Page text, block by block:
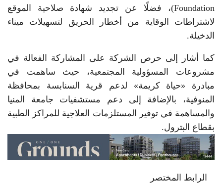
Foundation)، فضلًا عن تجديد شهادة صلاحية الموقع
لاشتراطات الوقاية من أخطار الحريق لتسهيلات ميناء
الدخيلة.
كما أشار إلى حرص الشركة على المشاركة الفعالة في
مشروعات المسؤولية المجتمعية، حيث ساهمت في
مبادرة «حياة كريمة» لدعم قرية السنابسة بمحافظة
المنوفية، بالإضافة إلى دعم مستشفيات جامعة المنيا
والمساهمة في توفير المستلزمات العلاجية للمراكز الطبية
بقطاع البترول.
الرابط المختصر